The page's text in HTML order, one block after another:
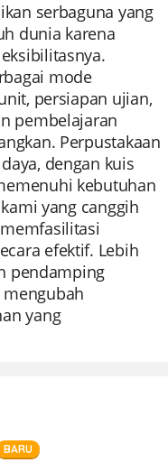
serbaguna yang
dunia karena
mode
persiapan ujian,
pembelajaran
Perpustakaan
dengan kuis
kebutuhan
yang canggih
efektif. Lebih
pendamping
yang
BARU